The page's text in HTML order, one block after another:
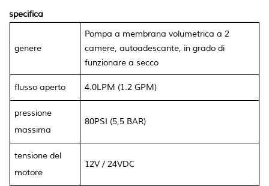
specifica
genere
Pompa a membrana volumetrica a 2
camere, autoadescante, in grado di
funzionare a secco
flusso aperto 4.0LPM (1.2 GPM)
pressione
massima
80PSI (5,5 BAR)
tensione del
motore
12V / 24VDC